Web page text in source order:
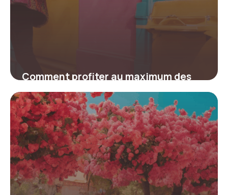
Comment profiter au maximum des
codes promo Glovo pour économiser
sur vos livraisons
4 juillet 2025